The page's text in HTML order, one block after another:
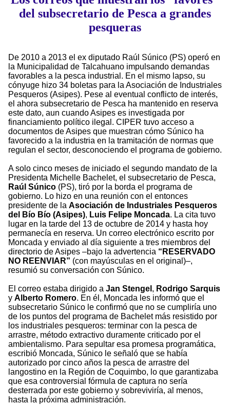
del subsecretario de Pesca a grandes
pesqueras
De 2010 a 2013 el ex diputado Raúl Súnico (PS) operó en
la Municipalidad de Talcahuano impulsando demandas
favorables a la pesca industrial. En el mismo lapso, su
cónyuge hizo 34 boletas para la Asociación de Industriales
Pesqueros (Asipes). Pese al eventual conflicto de interés,
el ahora subsecretario de Pesca ha mantenido en reserva
este dato, aun cuando Asipes es investigada por
financiamiento político ilegal. CIPER tuvo acceso a
documentos de Asipes que muestran cómo Súnico ha
favorecido a la industria en la tramitación de normas que
regulan el sector, desconociendo el programa de gobierno.
A solo cinco meses de iniciado el segundo mandato de la
Presidenta Michelle Bachelet, el subsecretario de Pesca,
Raúl Súnico (PS), tiró por la borda el programa de
gobierno. Lo hizo en una reunión con el entonces
presidente de la Asociación de Industriales Pesqueros
del Bío Bío (Asipes), Luis Felipe Moncada. La cita tuvo
lugar en la tarde del 13 de octubre de 2014 y hasta hoy
permanecía en reserva. Un correo electrónico escrito por
Moncada y enviado al día siguiente a tres miembros del
directorio de Asipes –bajo la advertencia “RESERVADO
NO REENVIAR­” (con mayúsculas en el original)–,
resumió su conversación con Súnico.
El correo estaba dirigido a Jan Stengel , Rodrigo Sarquis
y Alberto Romero. En él, Moncada les informó que el
subsecretario Súnico le confirmó que no se cumpliría uno
de los puntos del programa de Bachelet más resistido por
los industriales pesqueros: terminar con la pesca de
arrastre, método extractivo duramente criticado por el
ambientalismo. Para sepultar esa promesa programática,
escribió Moncada, Súnico le señaló que se había
autorizado por cinco años la pesca de arrastre del
langostino en la Región de Coquimbo, lo que garantizaba
que esa controversial fórmula de captura no sería
desterrada por este gobierno y sobreviviría, al menos,
hasta la próxima administración.